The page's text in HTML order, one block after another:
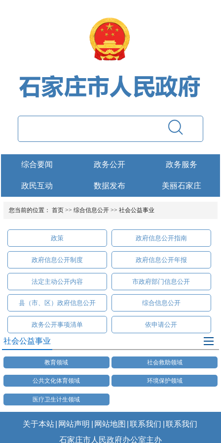
综合要闻 政务公开 政务服务
政民互动 数据发布 美丽石家庄
您当前的位置： 首页 >> 综合信息公开>> 社会公益事业
政策 政府信息公开指南
政府信息公开制度 政府信息公开年报
法定主动公开内容 市政府部门信息公开
县（市、区）政府信息公开 综合信息公开
政务公开事项清单 依申请公开
社会公益事业
教育领域 社会救助领域
公共文化体育领域 环境保护领域
医疗卫生计生领域
关于本站 网站声明 网站地图 联系我们 联系我们
石家庄市人民政府办公室主办